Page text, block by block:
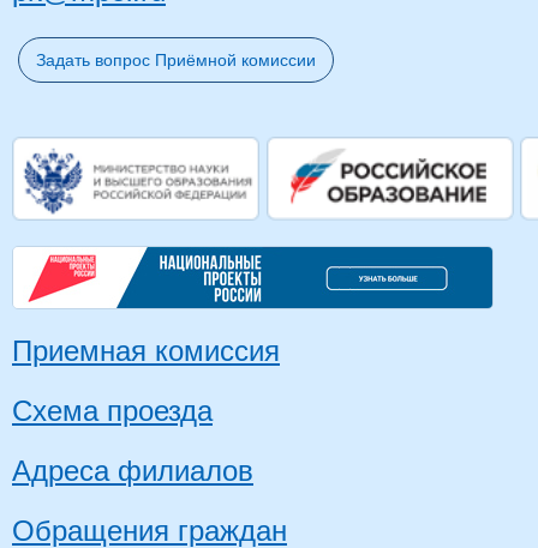
Задать вопрос Приёмной комиссии
Приемная комиссия
Схема проезда
Адреса филиалов
Обращения граждан